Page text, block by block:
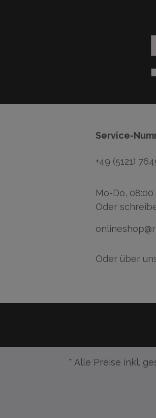
Service-
+49 (5121)
Mo-Do, 08:00
Oder
Oder über
* Alle Preise inkl.